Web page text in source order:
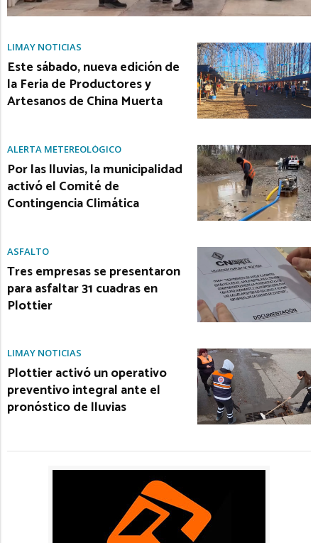
LIMAY NOTICIAS
Este sábado, nueva edición de
la Feria de Productores y
Artesanos de China Muerta
ALERTA METEREOLÓGICO
Por las lluvias, la municipalidad
activó el Comité de
Contingencia Climática
ASFALTO
Tres empresas se presentaron
para asfaltar 31 cuadras en
Plottier
LIMAY NOTICIAS
Plottier activó un operativo
preventivo integral ante el
pronóstico de lluvias